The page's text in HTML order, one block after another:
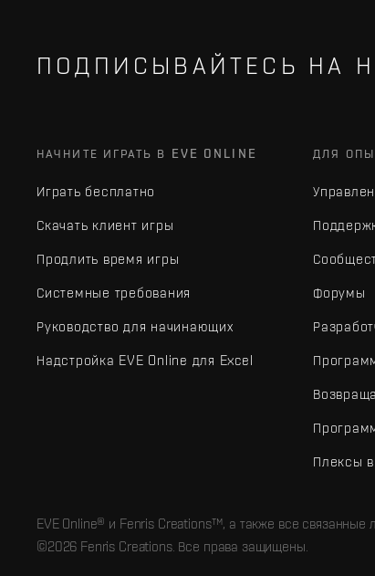
ПОДПИСЫВАЙТЕСЬ НА
НАЧНИТЕ ИГРАТЬ В EVE ONLINE
Играть бесплатно
Скачать клиент игры
Продлить время игры
Системные требования
Руководство для начинающих
Надстройка EVE Online для Excel
ДЛЯ
Форумы
Плексы
EVE Online® и Fenris Creations™, а также все
©2026 Fenris Creations. Все права защищены.